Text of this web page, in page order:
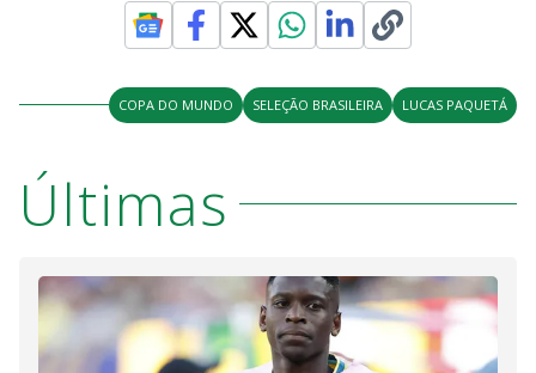
COPA DO MUNDO SELEÇÃO BRASILEIRA LUCAS PAQUETÁ
Últimas